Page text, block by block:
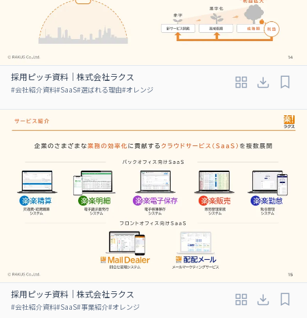
採用ピッチ資料｜株式会社ラクス
#会社紹介資料#SaaS#選ばれる理由#オレンジ
採用ピッチ資料｜株式会社ラクス
#会社紹介資料#SaaS#事業紹介#オレンジ